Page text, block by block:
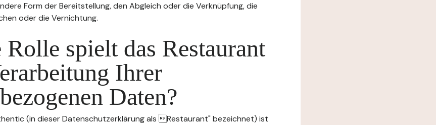
Form der Bereitstellung, den Abgleich oder die Verknüpfung, die
oder die Vernichtung.
Rolle spielt das Restaurant
Ihrer
Daten?
(in dieser Datenschutzerklärung als Restaurant" bezeichnet) ist